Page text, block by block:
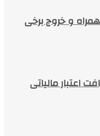
و خروج برخی
اعتبار مالیاتی